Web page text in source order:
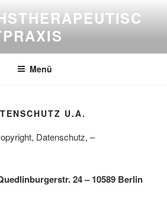
Menü
U.A.
Datenschutz, –
24 – 10589 Berlin